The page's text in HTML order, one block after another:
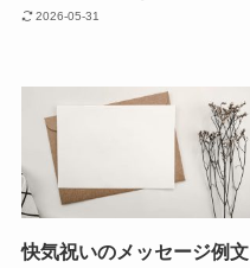
2026-05-31
快気祝いのメッセージ例文